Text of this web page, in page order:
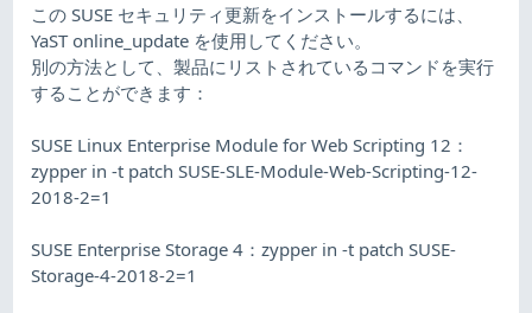
この SUSE セキュリティ更新をインストールするには、
YaST online_update を使用してください。
別の方法として、製品にリストされているコマンドを実行
することができます：
SUSE Linux Enterprise Module for Web Scripting 12：
zypper in -t patch SUSE-SLE-Module-Web-Scripting-12-
2018-2=1
SUSE Enterprise Storage 4：zypper in -t patch SUSE-
Storage-4-2018-2=1